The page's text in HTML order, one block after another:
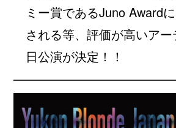
ミー賞であるJuno Award
される等、評価が高いア
日公演が決定！！